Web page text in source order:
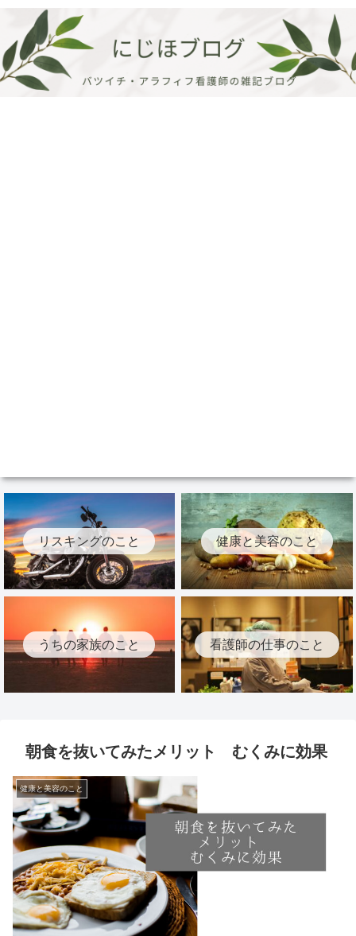
リスキングのこと 健康と美容のこと
うちの家族のこと 看護師の仕事のこと
朝食を抜いてみたメリット むくみに効果
健康と美容のこと